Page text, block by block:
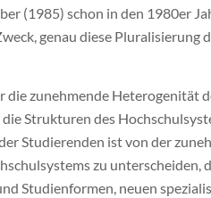
(1985) schon in den 1980er
genau diese
die zunehmende Heterogenität
Strukturen des
Studierenden ist von der
zu unterscheiden,
Studienformen, neuen